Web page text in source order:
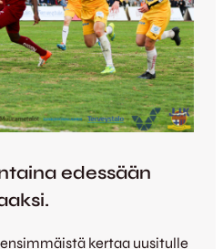
edessään
kertaa uusitulle